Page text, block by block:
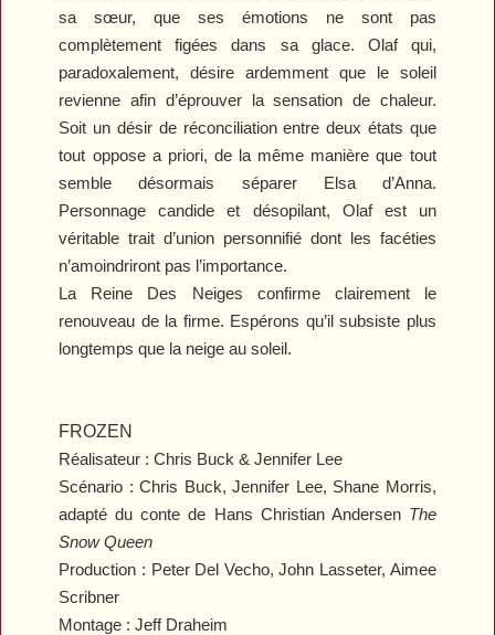
sa sœur, que ses émotions ne sont pas
complètement figées dans sa glace. Olaf qui,
paradoxalement, désire ardemment que le soleil
revienne afin d’éprouver la sensation de chaleur.
Soit un désir de réconciliation entre deux états que
tout oppose a priori, de la même manière que tout
semble désormais séparer Elsa d’Anna.
Personnage candide et désopilant, Olaf est un
véritable trait d’union personnifié dont les facéties
n’amoindriront pas l’importance.
La Reine Des Neiges confirme clairement le
renouveau de la firme. Espérons qu’il subsiste plus
longtemps que la neige au soleil.
FROZEN
Réalisateur : Chris Buck & Jennifer Lee
Scénario : Chris Buck, Jennifer Lee, Shane Morris,
adapté du conte de Hans Christian Andersen The
Snow Queen
Production : Peter Del Vecho, John Lasseter, Aimee
Scribner
Montage : Jeff Draheim